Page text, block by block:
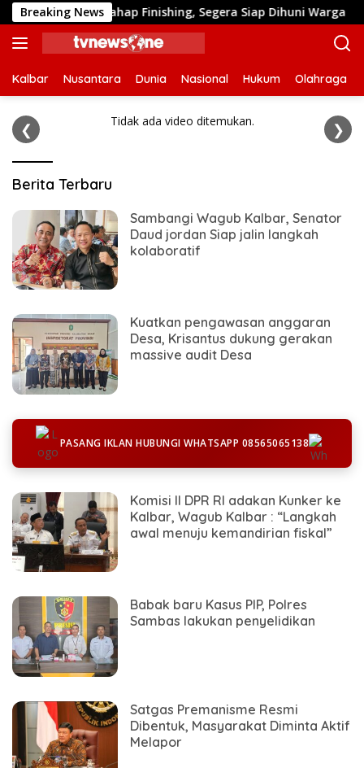
Langsung
ke
konten
Breaking News
Masuki Tahap Finishing, Segera Siap Dihuni Warga
Kalbar Nusantara Dunia Nasional Hukum Olahraga
❮ Tidak ada video ditemukan. ❯
TVNewsOne
Berita Terbaru
Sambangi Wagub Kalbar, Senator
Daud jordan Siap jalin langkah
kolaboratif
Kuatkan pengawasan anggaran
Desa, Krisantus dukung gerakan
massive audit Desa
PASANG IKLAN HUBUNGI WHATSAPP 08565065138
Komisi II DPR RI adakan Kunker ke
Kalbar, Wagub Kalbar : “Langkah
awal menuju kemandirian fiskal”
Babak baru Kasus PIP, Polres
Sambas lakukan penyelidikan
Satgas Premanisme Resmi
Dibentuk, Masyarakat Diminta Aktif
Melapor